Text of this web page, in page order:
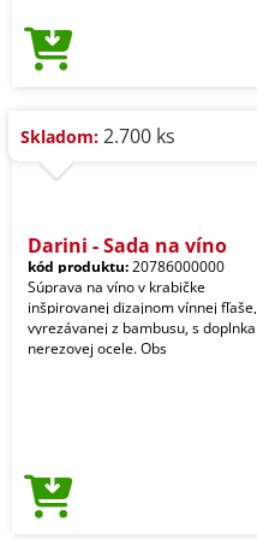
Skladom: 2.700 ks
Darini - Sada na víno
kód produktu:20786000000
Súprava na víno v krabičke
inšpirovanej dizajnom vínnej fľaše,
vyrezávanej z bambusu, s
nerezovej ocele. Obs